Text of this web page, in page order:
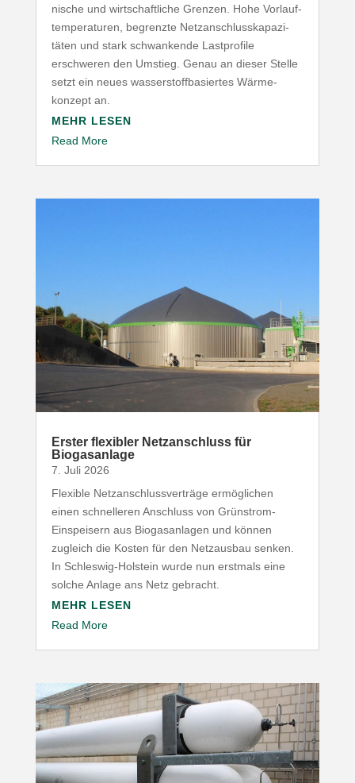
nische und wirt­schaft­liche Grenzen. Hohe Vorlauf­
tem­pe­ra­turen, begrenzte Netz­an­schluss­ka­pa­zi­
täten und stark schwan­kende Last­profile
erschweren den Umstieg. Genau an dieser Stelle
setzt ein neues wasser­stoff­ba­siertes Wärme­
konzept an.
MEHR LESEN
Read More
Erster flexibler Netz­an­schluss für
Biogasanlage
7. Juli 2026
Flexible Netz­an­schluss­ver­träge ermög­lichen
einen schnel­leren Anschluss von Grünstrom-​
Einspeisern aus Biogas­an­lagen und können
zugleich die Kosten für den Netz­ausbau senken.
In Schleswig-​Holstein wurde nun erstmals eine
solche Anlage ans Netz gebracht.
MEHR LESEN
Read More